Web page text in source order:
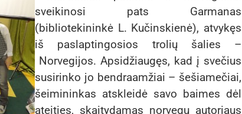
sveikinosi pats Garmanas
(bibliotekininkė L. Kučinskienė), atvykęs
iš paslaptingosios trolių šalies –
Norvegijos. Apsidžiaugęs, kad į svečius
susirinko jo bendraamžiai – šešiamečiai,
šeimininkas atskleidė savo baimes dėl
ateities, skaitydamas norvegų autoriaus